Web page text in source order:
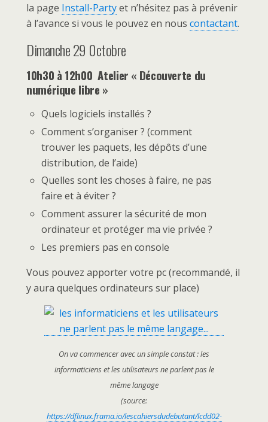
la page Install-Partyet n’hésitez pas à prévenir
à l’avance si vous le pouvez en nous contactant.
Dimanche 29 0ctobre
10h30 à 12h00 Atelier « Découverte du
numérique libre »
Quels logiciels installés ?
Comment s’organiser ? (comment
trouver les paquets, les dépôts d’une
distribution, de l’aide)
Quelles sont les choses à faire, ne pas
faire et à éviter ?
Comment assurer la sécurité de mon
ordinateur et protéger ma vie privée ?
Les premiers pas en console
Vous pouvez apporter votre pc (recommandé, il
y aura quelques ordinateurs sur place)
On va commencer avec un simple constat : les
informaticiens et les utilisateurs ne parlent pas le
même langage
(source:
https://dflinux.frama.io/lescahiersdudebutant/lcdd02-